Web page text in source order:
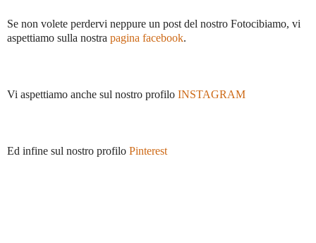
Se non volete perdervi neppure un post del nostro Fotocibiamo, vi
aspettiamo sulla nostra pagina facebook.
Vi aspettiamo anche sul nostro profilo INSTAGRAM
Ed infine sul nostro profilo Pinterest